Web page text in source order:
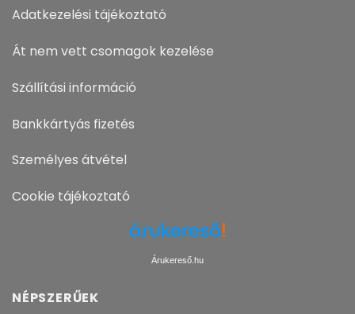
Adatkezelési tájékoztató
Át nem vett csomagok kezelése
Szállítási információ
Bankkártyás fizetés
Személyes átvétel
Cookie tájékoztató
Árukereső.hu
NÉPSZERŰEK